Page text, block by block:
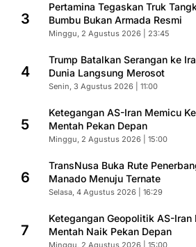
3
Pertamina Tegaskan Truk
Bumbu Bukan Armada Resmi
Minggu, 2 Agustus 2026 | 23:45
4
Trump Batalkan Serangan ke
Dunia Langsung Merosot
Senin, 3 Agustus 2026 | 11:00
5
Ketegangan AS-Iran Memicu
Mentah Pekan Depan
Minggu, 2 Agustus 2026 | 15:00
6
TransNusa Buka Rute
Manado Menuju Ternate
Selasa, 4 Agustus 2026 | 16:29
7
Ketegangan Geopolitik AS-
Mentah Naik Pekan Depan
Minggu, 2 Agustus 2026 | 15:00